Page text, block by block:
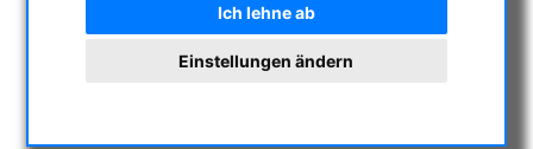
Ich lehne ab
Einstellungen ändern
CMOS & CCD KAMERAS
OPTISCHES ZUBEHÖR